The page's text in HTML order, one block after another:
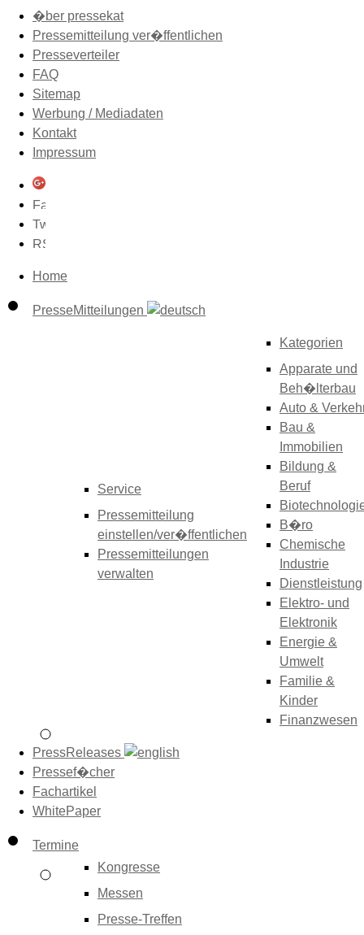
�ber pressekat
Pressemitteilung ver�ffentlichen
Presseverteiler
FAQ
Sitemap
Werbung / Mediadaten
Kontakt
Impressum
Home
PresseMitteilungen
Service
Pressemitteilung
einstellen/ver�ffentlichen
Pressemitteilungen
verwalten
Kategorien
Apparate und
Beh�lterbau
Auto &
Bau &
Immobilien
Bildung &
Beruf
B�ro
Chemische
Industrie
Dienstleistung
Elektro- und
Elektronik
Energie &
Umwelt
Familie &
Kinder
Finanzwesen
PressReleases
Pressef�cher
Fachartikel
WhitePaper
Termine
Kongresse
Messen
Presse-Treffen